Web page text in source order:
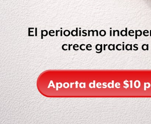
Si usted no tiene un chaleco
lograr algo de flotabilidad con ayuda
movimiento familiar para muchos a
lecciones de natación en la escuela.
El salvadoreño que dice haber
la deriva
Ser pescador en el pueblo del
Ser encontrado